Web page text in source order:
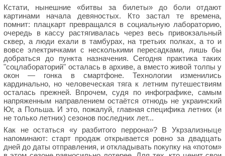
Кстати, нынешние «битвы за билеты» до боли отдают
картинами начала девяностых. Кто застал те времена,
помнит: плацкарт превращался в социальную лабораторию,
очередь в кассу растягивалась через весь привокзальный
сквер, а люди ехали в тамбурах, на третьих полках, а то и
вовсе электричками с несколькими пересадками, лишь бы
добраться до пункта назначения. Сегодня практика таких
"соцлабораторий" осталась в архиве, а вместо живой толпы у
окон — гонка в смартфоне. Технологии изменились
кардинально, но человеческая тяга к летним путешествиям
осталась прежней. Впрочем, судя по инфографике, самым
напряженным направлением остаётся отнюдь не украинский
Юг, а Польша. И это, пожалуй, главная специфика летних (и
не только летних) сезонов последних лет...
Как не остаться «у разбитого перрона»? В Укрзализныце
напоминают: старт продаж открывается ровно за двадцать
дней до даты отправления, и откладывать покупку на «потом»